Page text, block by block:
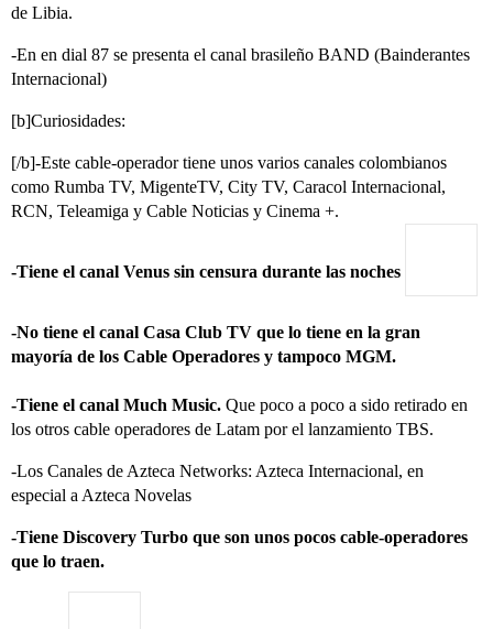
de Libia.
-En en dial 87 se presenta el canal brasileño BAND (Bainderantes
Internacional)
[b]Curiosidades:
[/b]-Este cable-operador tiene unos varios canales colombianos
como Rumba TV, MigenteTV, City TV, Caracol Internacional,
RCN, Teleamiga y Cable Noticias y Cinema +.
-Tiene el canal Venus sin censura durante las noches
-No tiene el canal Casa Club TV que lo tiene en la gran
mayoría de los Cable Operadores y tampoco MGM.
-Tiene el canal Much Music. Que poco a poco a sido retirado en
los otros cable operadores de Latam por el lanzamiento TBS.
-Los Canales de Azteca Networks: Azteca Internacional, en
especial a Azteca Novelas
-Tiene Discovery Turbo que son unos pocos cable-operadores
que lo traen.